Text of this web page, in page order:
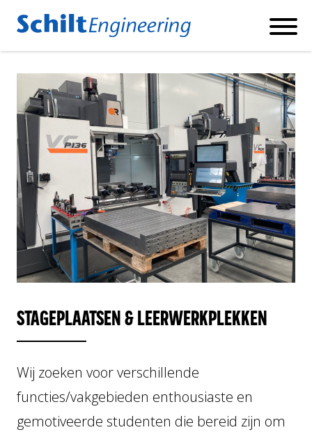
Producten
BETONSTAAL KNIP- EN BUIGMACHINES
BETONSTAAL SCHAARLIJNEN
BETONSTAAL DUBBELBUIGER
KORVENLASMACHINE
LOGISTIEK
GEBRUIKTE MACHINES
STAGEPLAATSEN & LEERWERKPLEKKEN
Wij zoeken voor verschillende
functies/vakgebieden enthousiaste en
gemotiveerde studenten die bereid zijn om